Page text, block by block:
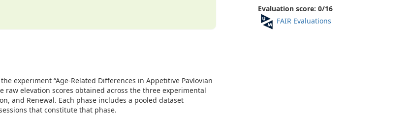
Evaluation score: 0/16
FAIR Evaluations
experiment “Age-Related Differences in Appetitive Pavlovian
raw elevation scores obtained across the three experimental
and Renewal. Each phase includes a pooled dataset
that constitute that phase.